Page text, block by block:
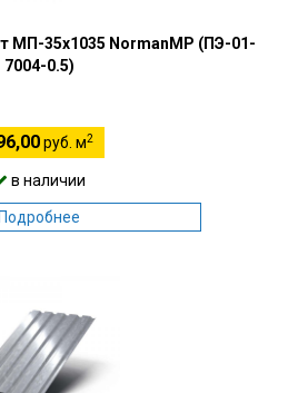
МП-35х1035 NormanMP (ПЭ-01-
7004-0.5)
руб. м2
в наличии
Подробнее